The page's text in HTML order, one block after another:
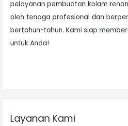
pelayanan pembuatan kolam
oleh tenaga profesional dan
bertahun-tahun. Kami siap
untuk Anda!
Layanan Kami